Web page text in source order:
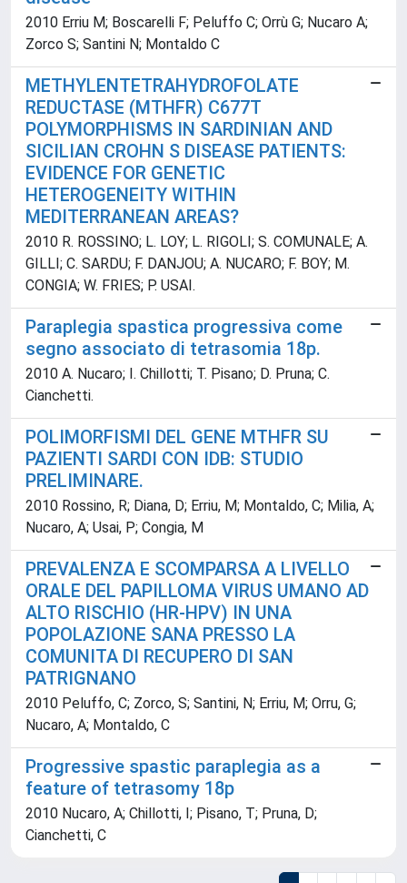
2010 Erriu M; Boscarelli F; Peluffo C; Orrù G; Nucaro A;
Zorco S; Santini N; Montaldo C
METHYLENTETRAHYDROFOLATE
REDUCTASE (MTHFR) C677T
POLYMORPHISMS IN SARDINIAN AND
SICILIAN CROHN S DISEASE PATIENTS:
EVIDENCE FOR GENETIC
HETEROGENEITY WITHIN
MEDITERRANEAN AREAS?
2010 R. ROSSINO; L. LOY; L. RIGOLI; S. COMUNALE; A.
GILLI; C. SARDU; F. DANJOU; A. NUCARO; F. BOY; M.
CONGIA; W. FRIES; P. USAI.
Paraplegia spastica progressiva come
segno associato di tetrasomia 18p.
2010 A. Nucaro; I. Chillotti; T. Pisano; D. Pruna; C.
Cianchetti.
POLIMORFISMI DEL GENE MTHFR SU
PAZIENTI SARDI CON IDB: STUDIO
PRELIMINARE.
2010 Rossino, R; Diana, D; Erriu, M; Montaldo, C; Milia, A;
Nucaro, A; Usai, P; Congia, M
PREVALENZA E SCOMPARSA A LIVELLO
ORALE DEL PAPILLOMA VIRUS UMANO AD
ALTO RISCHIO (HR-HPV) IN UNA
POPOLAZIONE SANA PRESSO LA
COMUNITA DI RECUPERO DI SAN
PATRIGNANO
2010 Peluffo, C; Zorco, S; Santini, N; Erriu, M; Orru, G;
Nucaro, A; Montaldo, C
Progressive spastic paraplegia as a
feature of tetrasomy 18p
2010 Nucaro, A; Chillotti, I; Pisano, T; Pruna, D;
Cianchetti, C